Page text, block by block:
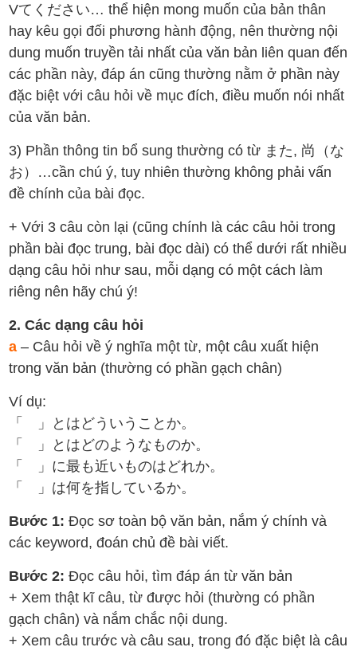
Vてください… thể hiện mong muốn của bản thân
hay kêu gọi đối phương hành động, nên thường nội
dung muốn truyền tải nhất của văn bản liên quan đến
các phần này, đáp án cũng thường nằm ở phần này
đặc biệt với câu hỏi về mục đích, điều muốn nói nhất
của văn bản.
3️) Phần thông tin bổ sung thường có từ また, 尚（な
お）…cần chú ý, tuy nhiên thường không phải vấn
đề chính của bài đọc.
+ Với 3 câu còn lại (cũng chính là các câu hỏi trong
phần bài đọc trung, bài đọc dài) có thể dưới rất nhiều
dạng câu hỏi như sau, mỗi dạng có một cách làm
riêng nên hãy chú ý!
2. Các dạng câu hỏi
a – Câu hỏi về ý nghĩa một từ, một câu xuất hiện
trong văn bản (thường có phần gạch chân)
Ví dụ:
「 」とはどういうことか。
「 」とはどのようなものか。
「 」に最も近いものはどれか。
「 」は何を指しているか。
Bước 1: Đọc sơ toàn bộ văn bản, nắm ý chính và
các keyword, đoán chủ đề bài viết.
Bước 2: Đọc câu hỏi, tìm đáp án từ văn bản
+ Xem thật kĩ câu, từ được hỏi (thường có phần
gạch chân) và nắm chắc nội dung.
+ Xem câu trước và câu sau, trong đó đặc biệt là câu